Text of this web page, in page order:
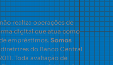
realiza operações de
digital que atua como
empréstimos.Somos
do Banco Central
Toda avaliação de